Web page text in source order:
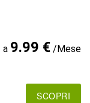
a 9.99 €/Mese
SCOPRI